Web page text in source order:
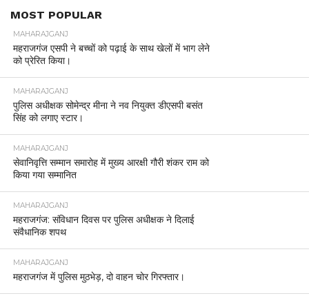
MOST POPULAR
MAHARAJGANJ
महराजगंज एसपी ने बच्चों को पढ़ाई के साथ खेलों में भाग लेने
को प्रेरित किया।
MAHARAJGANJ
पुलिस अधीक्षक सोमेन्द्र मीना ने नव नियुक्त डीएसपी बसंत
सिंह को लगाए स्टार।
MAHARAJGANJ
सेवानिवृत्ति सम्मान समारोह में मुख्य आरक्षी गौरी शंकर राम को
किया गया सम्मानित
MAHARAJGANJ
महराजगंज: संविधान दिवस पर पुलिस अधीक्षक ने दिलाई
संवैधानिक शपथ
MAHARAJGANJ
महराजगंज में पुलिस मुठभेड़, दो वाहन चोर गिरफ्तार।